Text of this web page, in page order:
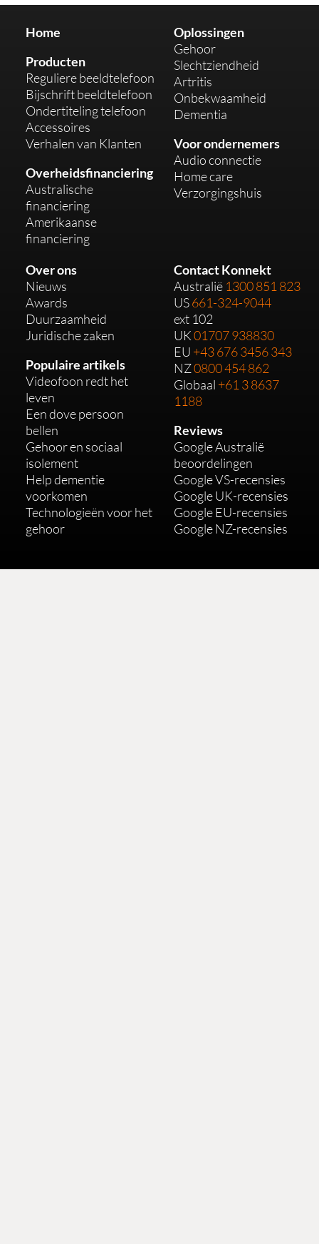
Home
Producten
Reguliere beeldtelefoon
Bijschrift beeldtelefoon
Ondertiteling telefoon
Accessoires
Verhalen van Klanten
Overheidsfinanciering
Australische
financiering
Amerikaanse
financiering
Oplossingen
Gehoor
Slechtziendheid
Artritis
Onbekwaamheid
Dementia
Voor ondernemers
Audio connectie
Home care
Verzorgingshuis
Over ons
Nieuws
Awards
Duurzaamheid
Juridische zaken
Populaire artikels
Videofoon redt het
leven
Een dove persoon
bellen
Gehoor en sociaal
isolement
Help dementie
voorkomen
Technologieën voor het
gehoor
Contact Konnekt
Australië 1300 851 823
US661-324-9044
ext 102
UK01707 938830
EU +43 676 3456 343
NZ0800 454 862
Globaal +61 3 8637
1188
Reviews
Google Australië
beoordelingen
Google VS-recensies
Google UK-recensies
Google EU-recensies
Google NZ-recensies